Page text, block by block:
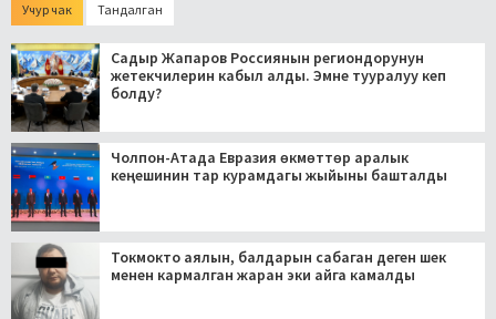
Учур чак Тандалган
Садыр Жапаров Россиянын региондорунун
жетекчилерин кабыл алды. Эмне тууралуу кеп
болду?
Чолпон-Атада Евразия өкмөттөр аралык
кеңешинин тар курамдагы жыйыны башталды
Токмокто аялын, балдарын сабаган деген шек
менен кармалган жаран эки айга камалды